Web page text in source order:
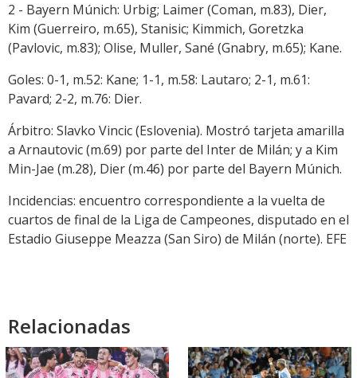
2 - Bayern Múnich: Urbig; Laimer (Coman, m.83), Dier,
Kim (Guerreiro, m.65), Stanisic; Kimmich, Goretzka
(Pavlovic, m.83); Olise, Muller, Sané (Gnabry, m.65); Kane.
Goles: 0-1, m.52: Kane; 1-1, m.58: Lautaro; 2-1, m.61:
Pavard; 2-2, m.76: Dier.
Árbitro: Slavko Vincic (Eslovenia). Mostró tarjeta amarilla
a Arnautovic (m.69) por parte del Inter de Milán; y a Kim
Min-Jae (m.28), Dier (m.46) por parte del Bayern Múnich.
Incidencias: encuentro correspondiente a la vuelta de
cuartos de final de la Liga de Campeones, disputado en el
Estadio Giuseppe Meazza (San Siro) de Milán (norte). EFE
Relacionadas